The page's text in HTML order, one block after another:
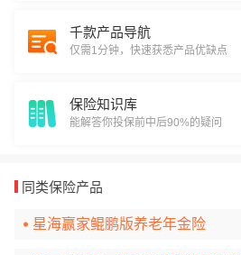
千款产品导航
仅需1分钟，快速获悉产品优缺点
保险知识库
能解答你投保前中后90%的疑问
同类保险产品
星海赢家鲲鹏版养老年金险